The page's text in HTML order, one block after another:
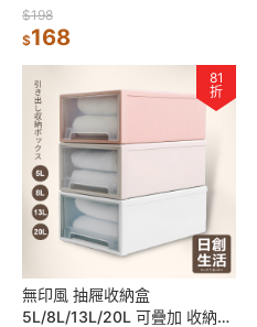
櫃 杯子收納架 馬克杯收納 水杯
收納盒
$198
$168
81
折
無印風 抽屜收納盒
5L/8L/13L/20L 可疊加 收納箱